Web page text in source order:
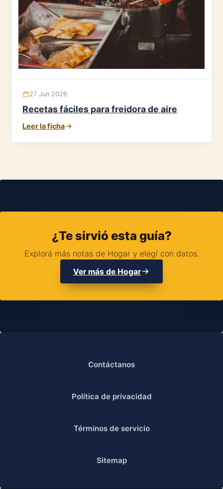
27 Jun 2026
Recetas fáciles para freidora de aire
Leer la ficha
¿Te sirvió esta guía?
Explorá más notas de Hogar y elegí con datos.
Ver más de Hogar
Contáctanos
Política de privacidad
Términos de servicio
Sitemap